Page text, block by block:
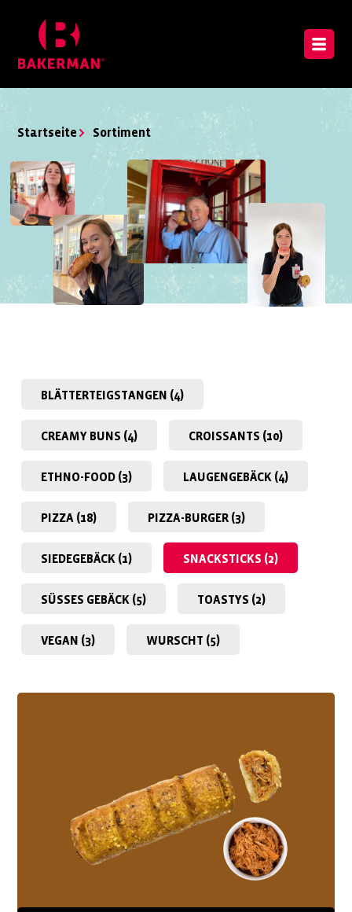
Startseite Sortiment
BLÄTTERTEIG­­STANGEN (4)
CREAMY BUNS (4) CROISSANTS (10)
ETHNO-FOOD (3) LAUGEN­GEBÄCK (4)
PIZZA (18) PIZZA-BURGER (3)
SIEDEGEBÄCK (1) SNACKSTICKS (2)
SÜSSES GEBÄCK (5) TOASTYS (2)
VEGAN (3) WURSCHT (5)